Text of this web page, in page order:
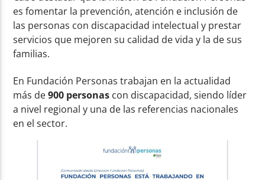
es fomentar la prevención, atención e inclusión de
las personas con discapacidad intelectual y prestar
servicios que mejoren su calidad de vida y la de sus
familias.
En Fundación Personas trabajan en la actualidad
más de900 personas con discapacidad, siendo líder
a nivel regional y una de las referencias nacionales
en el sector.